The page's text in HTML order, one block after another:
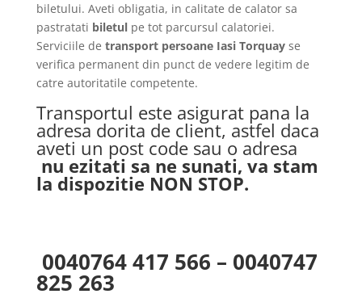
biletului. Aveti obligatia, in calitate de calator sa
pastratati biletulpe tot parcursul calatoriei.
Serviciile de transport persoane Iasi Torquay se
verifica permanent din punct de vedere legitim de
catre autoritatile competente.
Transportul este asigurat pana la
adresa dorita de client, astfel daca
aveti un post code sau o adresa
nu ezitati sa ne sunati, va stam
la dispozitie NON STOP.
0040764 417 566 – 0040747
825 263